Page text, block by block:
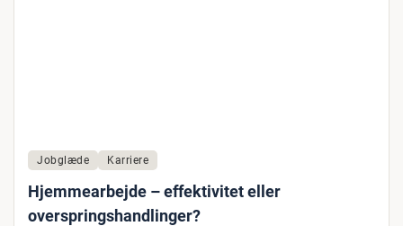
Jobglæde Karriere
Hjemmearbejde – effektivitet eller
overspringshandlinger?